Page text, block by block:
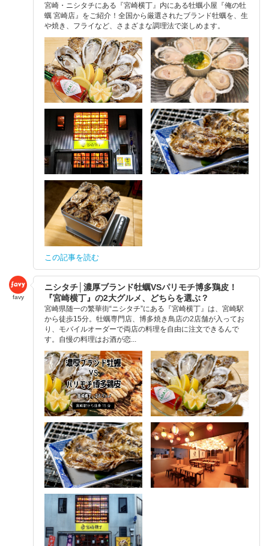
宮崎・ニシタチにある『宮崎横丁』内にある牡蠣小屋『俺の牡
蠣 宮崎店』をご紹介！全国から厳選されたブランド牡蠣を、生
や焼き、フライなど、さまざまな調理法で楽しめます。
この記事を読む
favy
ニシタチ│濃厚ブランド牡蠣VSパリモチ博多鶏皮！
『宮崎横丁』の2大グルメ、どちらを選ぶ？
宮崎県随一の繁華街“ニシタチ”にある『宮崎横丁』は、宮崎駅
から徒歩15分。牡蠣専門店、博多焼き鳥店の2店舗が入ってお
り、モバイルオーダーで両店の料理を自由に注文できるんで
す。自慢の料理はお酒が恋...